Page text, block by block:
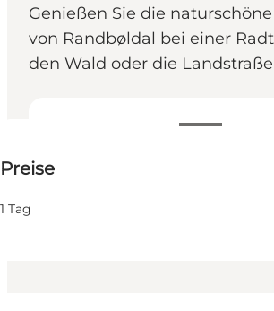
Genießen Sie die
von Randbøldal bei einer
den Wald oder die
Preise
1 Tag